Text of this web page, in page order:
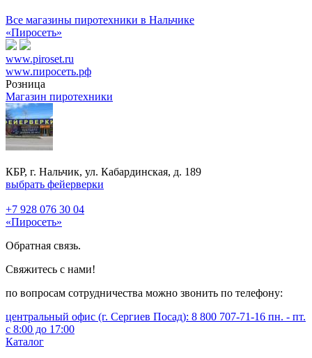
Все магазины пиротехники в Нальчике
«Пиросеть»
www.piroset.ru
www.пиросеть.рф
Розница
Магазин пиротехники
КБР, г. Нальчик, ул. Кабардинская, д. 189
выбрать фейерверки
+7 928 076 30 04
«Пиросеть»
Обратная связь.
Свяжитесь с нами!
по вопросам сотрудничества можно звонить по телефону:
центральный офис (г. Сергиев Посад): 8 800 707-71-16 пн. - пт.
с 8:00 до 17:00
Каталог